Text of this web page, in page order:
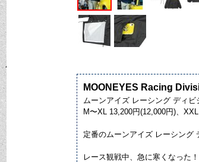
MOONEYES Racing
ムーンアイズ レーシング ディ
M〜XL 13,200円(12,000円)、
定番のムーンアイズ レーシング
レース観戦中、急に寒くなった！